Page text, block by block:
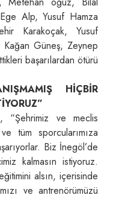
Alp, Yusuf Hamza
Karakoçak, Yusuf
Güneş, Zeynep
başarılardan ötürü
HİÇBİR
“Şehrimiz ve meclis
tüm sporcularımıza
Biz İnegöl’de
kalmasın istiyoruz.
alsın, içerisinde
ve antrenörümüzü